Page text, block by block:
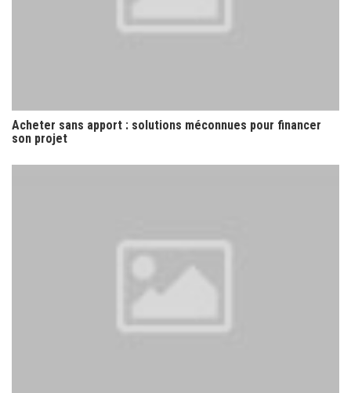
Acheter sans apport : solutions méconnues pour financer
son projet